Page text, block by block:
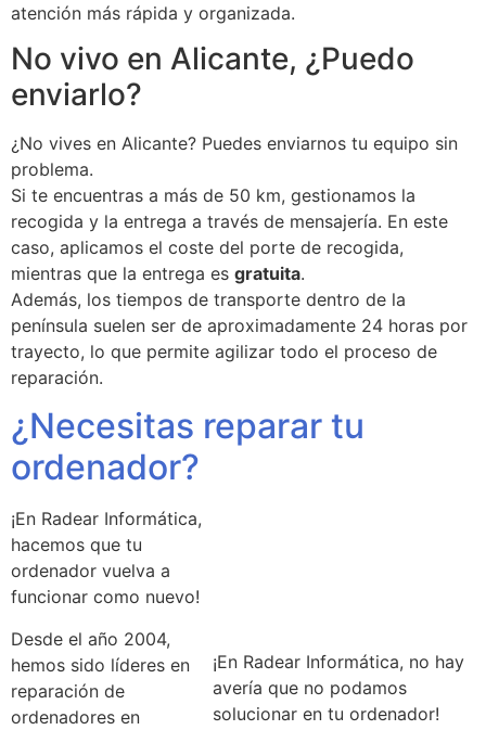
atención más rápida y organizada.
No vivo en Alicante, ¿Puedo
enviarlo?
¿No vives en Alicante? Puedes enviarnos tu equipo sin
problema.
Si te encuentras a más de 50 km, gestionamos la
recogida y la entrega a través de mensajería. En este
caso, aplicamos el coste del porte de recogida,
mientras que la entrega es gratuita.
Además, los tiempos de transporte dentro de la
península suelen ser de aproximadamente 24 horas por
trayecto, lo que permite agilizar todo el proceso de
reparación.
¿Necesitas reparar tu
ordenador?
¡En Radear Informática,
hacemos que tu
ordenador vuelva a
funcionar como nuevo!
Desde el año 2004,
hemos sido líderes en
reparación de
ordenadores en
¡En Radear Informática, no hay
avería que no podamos
solucionar en tu ordenador!